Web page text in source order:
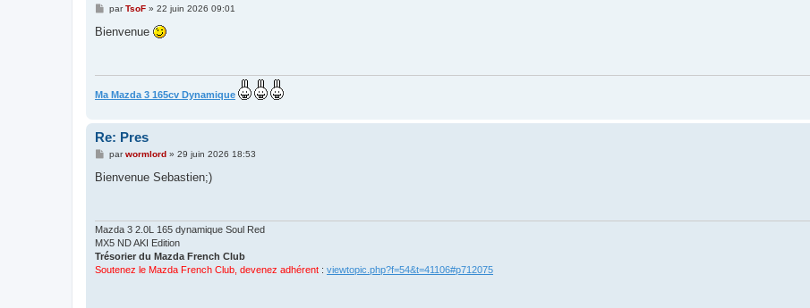
M
s
parTsoF» 22 juin 2026 09:01
Bienvenue
Ma Mazda 3 165cv Dynamique
Re: Pres
M
s
parwormlord» 29 juin 2026 18:53
Bienvenue Sebastien;)
Mazda 3 2.0L 165 dynamique Soul Red
MX5 ND AKI Edition
Trésorier du Mazda French Club
Soutenez le Mazda French Club, devenez adhérent : viewtopic.php?f=54&t=41106#p712075